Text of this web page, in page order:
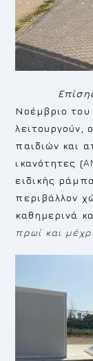
Νοέμβριο του
λειτουργούν,
παιδιών και
ικανότητες (
ειδικής
περιβάλλον
καθημερινά
πρωί και